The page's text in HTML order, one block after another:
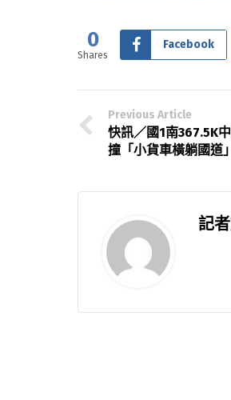
0
Shares
Facebook
Previous Article
快訊／國1南367.5K
撞「小貨車橫躺國道
記